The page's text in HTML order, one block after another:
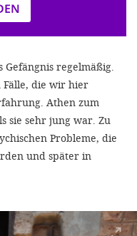
Gefängnis regelmäßig.
Fälle, die wir hier
Athen zum
sie sehr jung war. Zu
Probleme, die
und später in